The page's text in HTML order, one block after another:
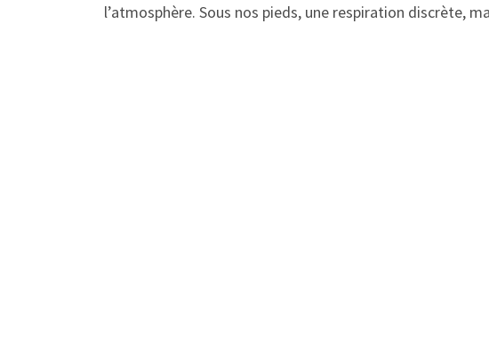
l’atmosphère. Sous nos pieds, une respiration discrète,